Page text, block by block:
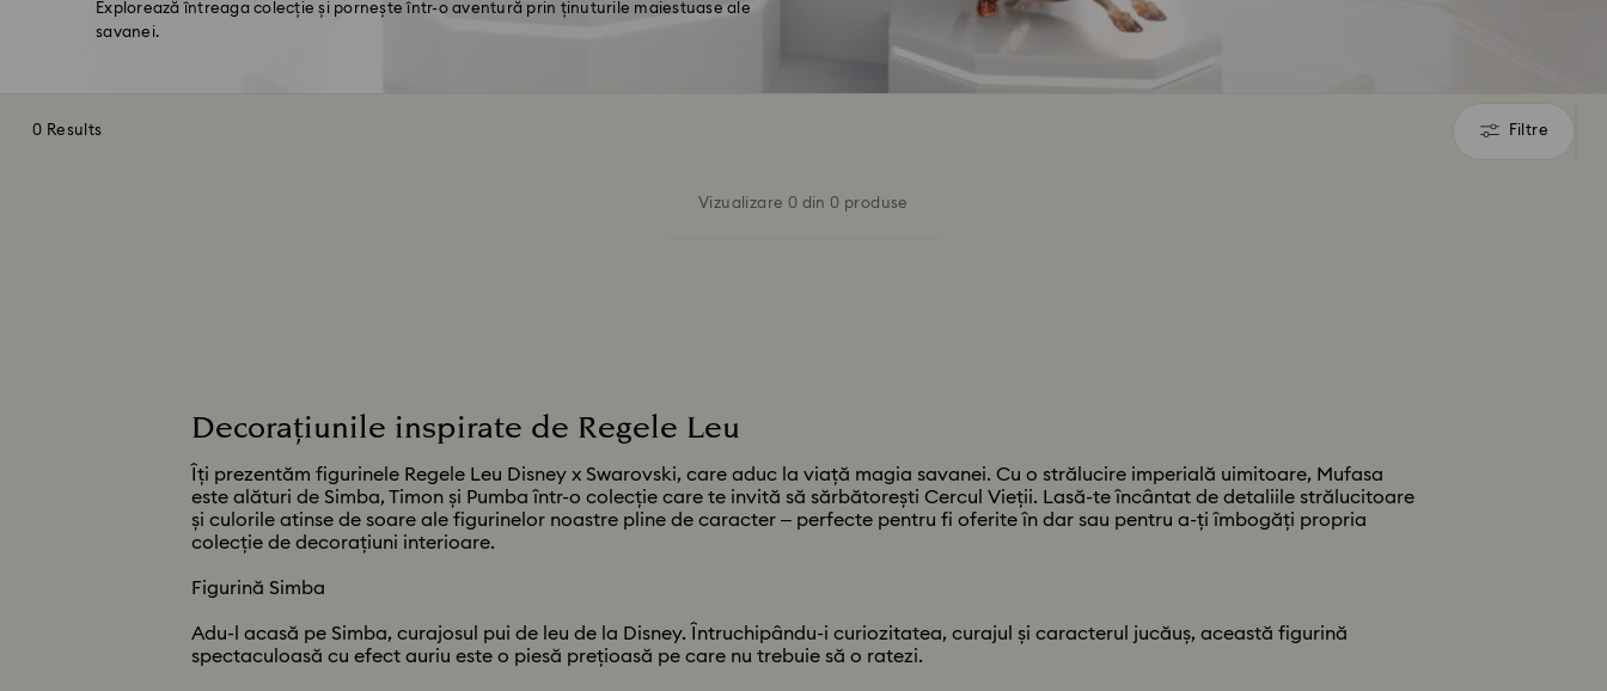
Explorează întreaga colecție și pornește într-o aventură prin ținuturile maiestuase ale
savanei.
0 Results Filtre
Filtre
Vizualizare 0 din 0 produse
Decorațiunile inspirate de Regele Leu
Îți prezentăm figurinele Regele Leu Disney x Swarovski, care aduc la viață magia savanei. Cu o strălucire imperială uimitoare, Mufasa
este alături de Simba, Timon și Pumba într-o colecție care te invită să sărbătorești Cercul Vieții. Lasă-te încântat de detaliile strălucitoare
și culorile atinse de soare ale figurinelor noastre pline de caracter – perfecte pentru fi oferite în dar sau pentru a-ți îmbogăți propria
colecție de decorațiuni interioare.
Figurină Simba
Adu-l acasă pe Simba, curajosul pui de leu de la Disney. Întruchipându-i curiozitatea, curajul și caracterul jucăuș, această figurină
spectaculoasă cu efect auriu este o piesă prețioasă pe care nu trebuie să o ratezi.